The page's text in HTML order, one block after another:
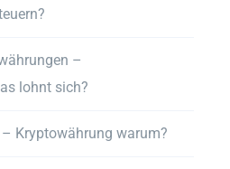
–
lohnt sich?
Kryptowährung warum?